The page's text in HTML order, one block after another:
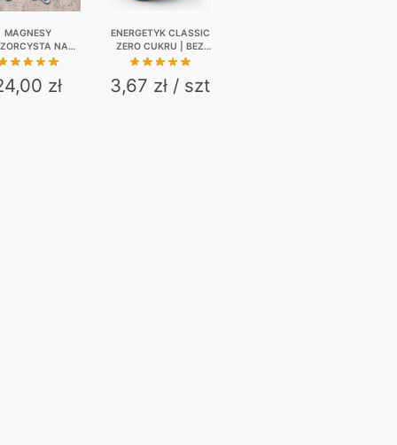
MAGNESY
NA
LODÓWKĘ
zł
ENERGETYK CLASSIC
ZERO CUKRU | BEZ
KAUCJI | 6-PAK | 6 X
3,67 zł / szt